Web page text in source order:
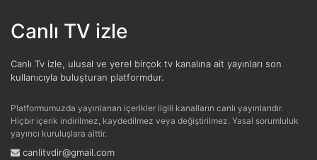
Canlı TV izle
Canlı Tv izle, ulusal ve yerel birçok tv kanalına ait yayınları son
kullanıcıyla buluşturan platformdur.
Platformumuzda yayınlanan içerikler ilgili kanalların canlı yayınlarıdır.
Hiçbir içerik indirilmez, kaydedilmez veya değiştirilmez. Yasal sorumluluk
yayıncı kuruluşlara aittir.
canlitvdir@gmail.com